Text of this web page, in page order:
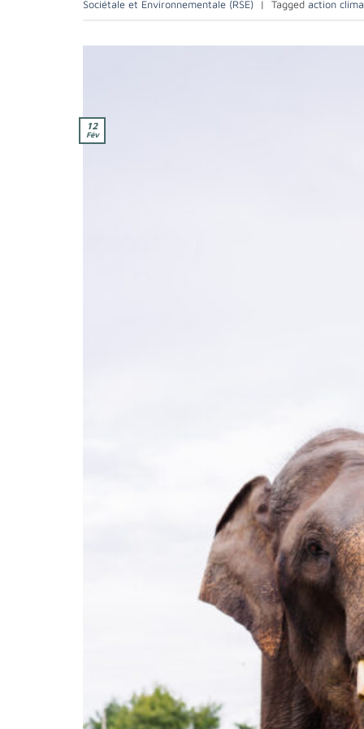
Sociétale et Environnementale (RSE) | Tagged action
12
Fév